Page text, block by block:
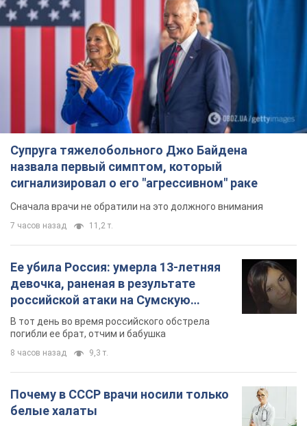
Супруга тяжелобольного Джо Байдена
назвала первый симптом, который
сигнализировал о его "агрессивном" раке
Сначала врачи не обратили на это должного внимания
7 часов назад 11,2 т.
Ее убила Россия: умерла 13-летняя
девочка, раненая в результате
российской атаки на Сумскую
область. Фото
В тот день во время российского обстрела
погибли ее брат, отчим и бабушка
8 часов назад 9,3 т.
Почему в СССР врачи носили только
белые халаты